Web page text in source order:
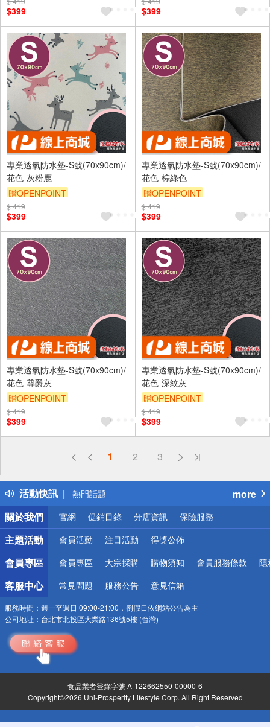
（運費不算在 2000 元的範圍
內）
訂單滿699享9折
$399
（運費不算在 2000 元的範圍
內）
訂單滿699享9折
$399
專業透氣防水墊-S號(70x90cm)/
花色-灰粉鹿
贈OPENPOINT
訂單滿 2000 元折抵 100元
（運費不算在 2000 元的範圍
內）
訂單滿699享9折
$ 419
$399
專業透氣防水墊-S號(70x90cm)/
花色-棕綠色
贈OPENPOINT
訂單滿 2000 元折抵 100元
（運費不算在 2000 元的範圍
內）
訂單滿699享9折
$ 419
$399
專業透氣防水墊-S號(70x90cm)/
花色-尊爵灰
贈OPENPOINT
訂單滿 2000 元折抵 100元
（運費不算在 2000 元的範圍
內）
$ 419
$399
專業透氣防水墊-S號(70x90cm)/
花色-深紋灰
贈OPENPOINT
訂單滿 2000 元折抵 100元
（運費不算在 2000 元的範圍
內）
訂單滿699享9折
$ 419
$399
1 2 3
活動快訊
偏遠地區配送
得獎公告
熱門話題
銀行優惠
偏遠地區配送
詐騙網頁！請小心！
more
關於我們
官網 促銷目錄 分店資訊 保險服務
主題活動 會員活動 注目活動 得獎公佈
會員專區 會員專區 大宗採購 購物須知 會員服務條款 隱
客服中心 常見問題 服務公告 意見信箱
服務時間： 週一至週日 09:00-21:00，例假日依網站公告為主
公司地址： 台北市北投區大業路136號5樓 (台灣)
食品業者登錄字號 A-122662550-00000-6
Copyright©2026 Uni-Prosperity Lifestyle Corp. All Right Reserved